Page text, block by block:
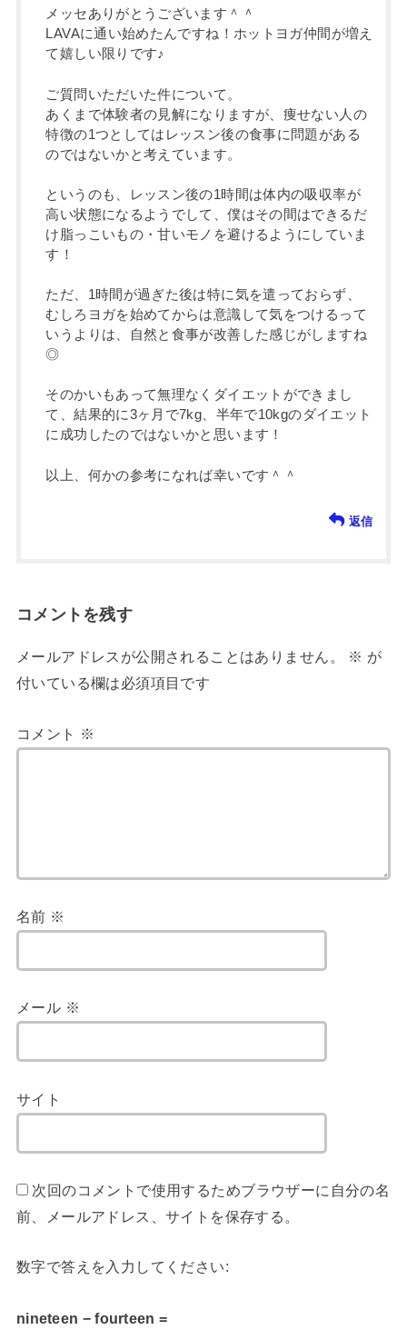
メッセありがとうございます＾＾
LAVAに通い始めたんですね！ホットヨガ仲間が増え
て嬉しい限りです♪
ご質問いただいた件について。
あくまで体験者の見解になりますが、痩せない人の
特徴の1つとしてはレッスン後の食事に問題がある
のではないかと考えています。
というのも、レッスン後の1時間は体内の吸収率が
高い状態になるようでして、僕はその間はできるだ
け脂っこいもの・甘いモノを避けるようにしていま
す！
ただ、1時間が過ぎた後は特に気を遣っておらず、
むしろヨガを始めてからは意識して気をつけるって
いうよりは、自然と食事が改善した感じがしますね
◎
そのかいもあって無理なくダイエットができまし
て、結果的に3ヶ月で7kg、半年で10kgのダイエット
に成功したのではないかと思います！
以上、何かの参考になれば幸いです＾＾
返信
コメントを残す
メールアドレスが公開されることはありません。 ※ が
付いている欄は必須項目です
コメント ※
名前 ※
メール ※
サイト
次回のコメントで使用するためブラウザーに自分の名
前、メールアドレス、サイトを保存する。
数字で答えを入力してください:
nineteen − fourteen =